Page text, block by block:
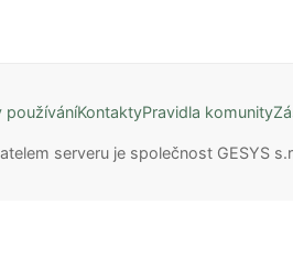
používáníKontaktyPravidla komunity
serveru je společnost GESYS